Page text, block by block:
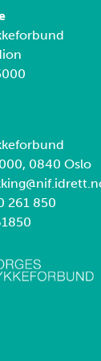
0840 Oslo
261 850